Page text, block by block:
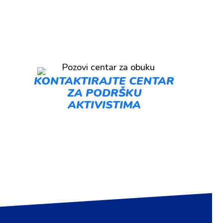
KONTAKTIRAJTE CENTAR
ZA PODRŠKU
AKTIVISTIMA